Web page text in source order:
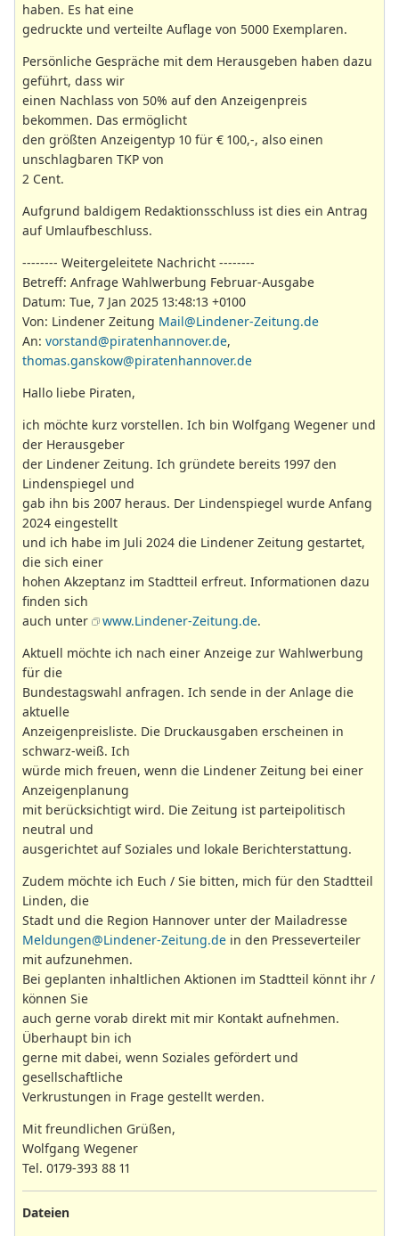
haben. Es hat eine
gedruckte und verteilte Auflage von 5000 Exemplaren.
Persönliche Gespräche mit dem Herausgeben haben dazu
geführt, dass wir
einen Nachlass von 50% auf den Anzeigenpreis
bekommen. Das ermöglicht
den größten Anzeigentyp 10 für € 100,-, also einen
unschlagbaren TKP von
2 Cent.
Aufgrund baldigem Redaktionsschluss ist dies ein Antrag
auf Umlaufbeschluss.
-------- Weitergeleitete Nachricht --------
Betreff: Anfrage Wahlwerbung Februar-Ausgabe
Datum: Tue, 7 Jan 2025 13:48:13 +0100
Von: Lindener Zeitung Mail@Lindener-Zeitung.de
An: vorstand@piratenhannover.de,
thomas.ganskow@piratenhannover.de
Hallo liebe Piraten,
ich möchte kurz vorstellen. Ich bin Wolfgang Wegener und
der Herausgeber
der Lindener Zeitung. Ich gründete bereits 1997 den
Lindenspiegel und
gab ihn bis 2007 heraus. Der Lindenspiegel wurde Anfang
2024 eingestellt
und ich habe im Juli 2024 die Lindener Zeitung gestartet,
die sich einer
hohen Akzeptanz im Stadtteil erfreut. Informationen dazu
finden sich
auch unter
www.Lindener-Zeitung.de.
Aktuell möchte ich nach einer Anzeige zur Wahlwerbung
für die
Bundestagswahl anfragen. Ich sende in der Anlage die
aktuelle
Anzeigenpreisliste. Die Druckausgaben erscheinen in
schwarz-weiß. Ich
würde mich freuen, wenn die Lindener Zeitung bei einer
Anzeigenplanung
mit berücksichtigt wird. Die Zeitung ist parteipolitisch
neutral und
ausgerichtet auf Soziales und lokale Berichterstattung.
Zudem möchte ich Euch / Sie bitten, mich für den Stadtteil
Linden, die
Stadt und die Region Hannover unter der Mailadresse
Meldungen@Lindener-Zeitung.de in den Presseverteiler
mit aufzunehmen.
Bei geplanten inhaltlichen Aktionen im Stadtteil könnt ihr /
können Sie
auch gerne vorab direkt mit mir Kontakt aufnehmen.
Überhaupt bin ich
gerne mit dabei, wenn Soziales gefördert und
gesellschaftliche
Verkrustungen in Frage gestellt werden.
Mit freundlichen Grüßen,
Wolfgang Wegener
Tel. 0179-393 88 11
Dateien